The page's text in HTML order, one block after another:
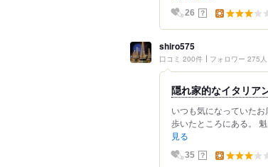
26 ？
shiro575
口コミ 200件 フォロワー 275人
隠れ家的なイタリア
いつも気になっていた
歩いたところにある。
見る
35 ？